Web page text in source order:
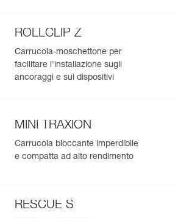
ROLLCLIP Z
Carrucola-moschettone per
facilitare l'installazione sugli
ancoraggi e sui dispositivi
MINI TRAXION
Carrucola bloccante imperdibile
e compatta ad alto rendimento
RESCUE S